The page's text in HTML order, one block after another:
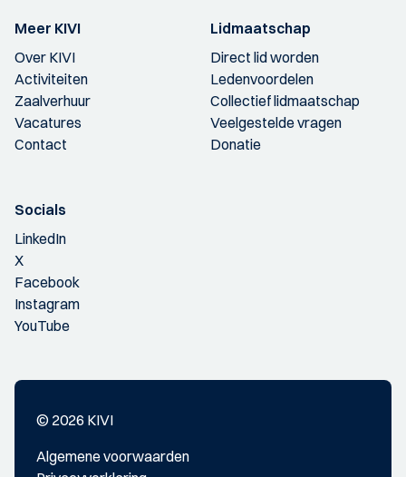
Meer KIVI
Over KIVI
Activiteiten
Zaalverhuur
Vacatures
Contact
Lidmaatschap
Direct lid worden
Ledenvoordelen
Collectief lidmaatschap
Veelgestelde vragen
Donatie
Socials
LinkedIn
X
Facebook
Instagram
YouTube
© 2026 KIVI
Algemene voorwaarden